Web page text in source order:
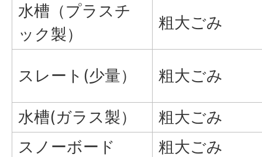
水槽（プラスチ
ック製）
粗大ごみ
スレート(少量） 粗大ごみ
水槽(ガラス製）
粗大ごみ
スノーボード
粗大ごみ